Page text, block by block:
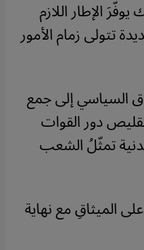
الإطار اللازم
تتولى زمام الأمور
السياسي إلى جمع
دور القوات
تمثّلُ الشعب
الميثاقِ مع نهاية